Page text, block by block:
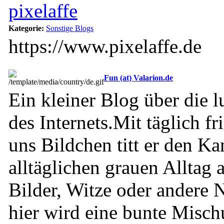
pixelaffe
Kategorie: Sonstige Blogs
https://www.pixelaffe.de
Fun (at) Valarion.de
Ein kleiner Blog über die
des Internets.Mit täglich
uns Bildchen titt er den
alltäglichen grauen Alltag
Bilder, Witze oder andere
hier wird eine bunte